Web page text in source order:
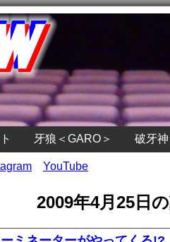
牙狼＜GARO＞ 破牙
YouTube
2009年4月25日